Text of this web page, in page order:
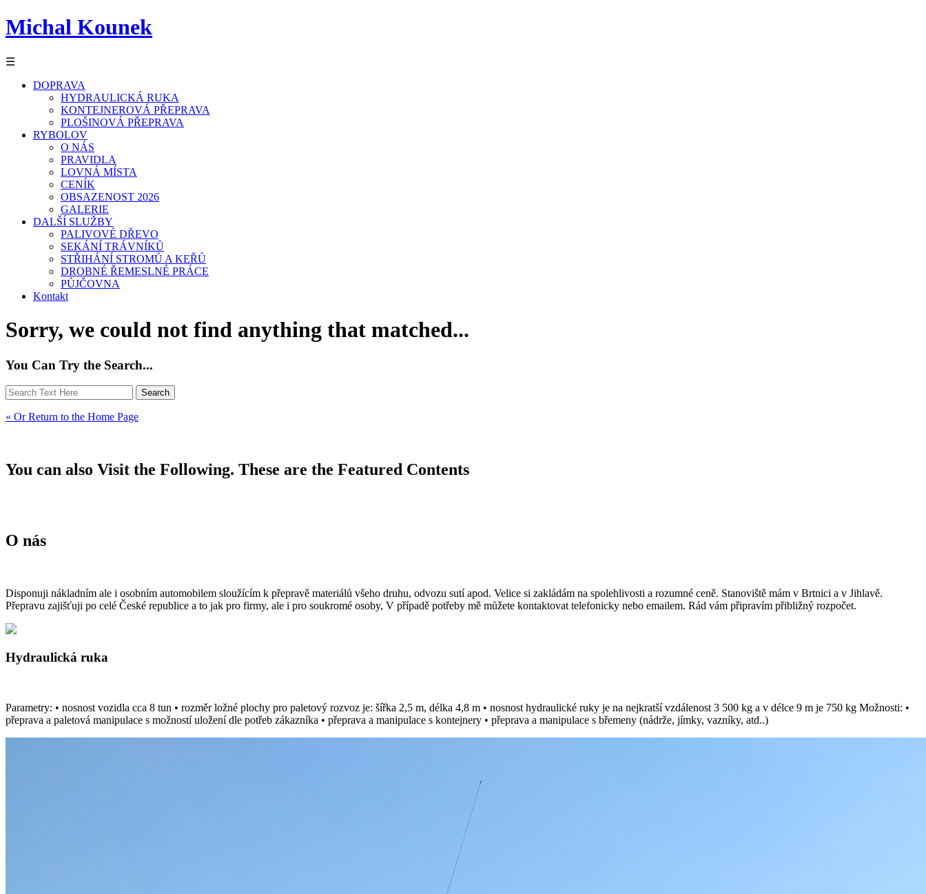
Michal Kounek
☰
DOPRAVA
HYDRAULICKÁ RUKA
KONTEJNEROVÁ PŘEPRAVA
PLOŠINOVÁ PŘEPRAVA
RYBOLOV
O NÁS
PRAVIDLA
LOVNÁ MÍSTA
CENÍK
OBSAZENOST 2026
GALERIE
DALŠÍ SLUŽBY
PALIVOVÉ DŘEVO
SEKÁNÍ TRÁVNÍKŮ
STŘIHÁNÍ STROMŮ A KEŘŮ
DROBNÉ ŘEMESLNÉ PRÁCE
PŮJČOVNA
Kontakt
Sorry, we could not find anything that matched...
You Can Try the Search...
« Or Return to the Home Page
You can also Visit the Following. These are the Featured Contents
O nás
Disponuji nákladním ale i osobním automobilem sloužícím k přepravě materiálů všeho druhu, odvozu sutí apod. Velice si zakládám na spolehlivosti a rozumné ceně. Stanoviště mám v Brtnici a v Jihlavě.
Přepravu zajišťuji po celé České republice a to jak pro firmy, ale i pro soukromé osoby, V případě potřeby mě můžete kontaktovat telefonicky nebo emailem. Rád vám připravím přibližný rozpočet.
Hydraulická ruka
Parametry: • nosnost vozidla cca 8 tun • rozměr ložné plochy pro paletový rozvoz je: šířka 2,5 m, délka 4,8 m • nosnost hydraulické ruky je na nejkratší vzdálenost 3 500 kg a v délce 9 m je 750 kg Možnosti: •
přeprava a paletová manipulace s možností uložení dle potřeb zákazníka • přeprava a manipulace s kontejnery • přeprava a manipulace s břemeny (nádrže, jímky, vazníky, atd..)